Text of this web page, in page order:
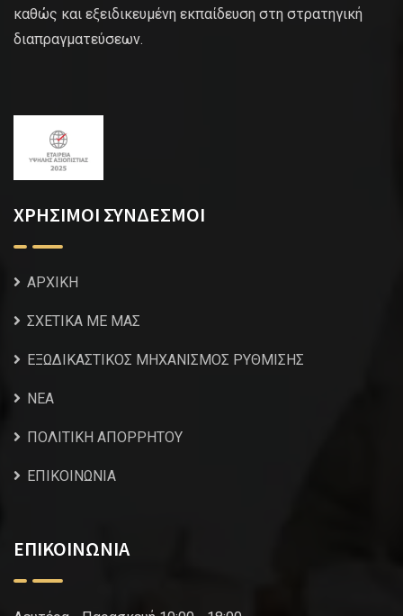
καθώς και εξειδικευμένη εκπαίδευση στη στρατηγική
διαπραγματεύσεων.
ΧΡΗΣΙΜΟΙ ΣΥΝΔΕΣΜΟΙ
ΑΡΧΙΚΗ
ΣΧΕΤΙΚΑ ΜΕ ΜΑΣ
ΕΞΩΔΙΚΑΣΤΙΚΟΣ ΜΗΧΑΝΙΣΜΟΣ ΡΥΘΜΙΣΗΣ
NEA
ΠΟΛΙΤΙΚΗ ΑΠΟΡΡΗΤΟΥ
ΕΠΙΚΟΙΝΩΝΙΑ
ΕΠΙΚΟΙΝΩΝΙΑ